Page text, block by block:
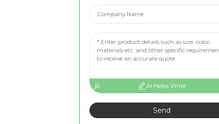
AI Helps Write
Send